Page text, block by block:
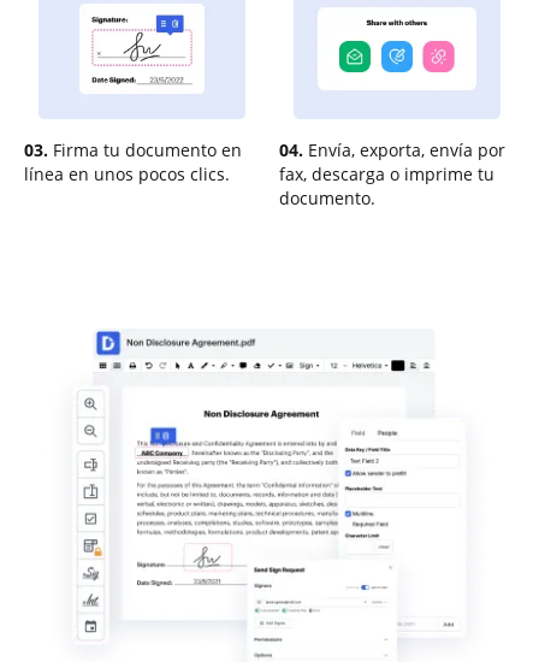
03. Firma tu documento en
línea en unos pocos clics.
04. Envía, exporta, envía por
fax, descarga o imprime tu
documento.